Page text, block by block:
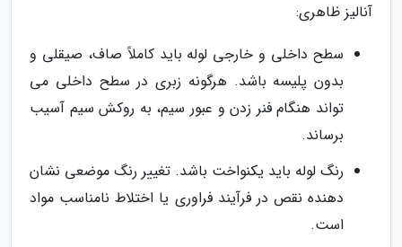
آنالیز ظاهری:
سطح داخلی و خارجی لوله باید کاملاً صاف، صیقلی و
بدون پلیسه باشد. هرگونه زبری در سطح داخلی می
تواند هنگام فنر زدن و عبور سیم، به روکش سیم آسیب
برساند.
رنگ لوله باید یکنواخت باشد. تغییر رنگ موضعی نشان
دهنده نقص در فرآیند فراوری یا اختلاط نامناسب مواد
است.